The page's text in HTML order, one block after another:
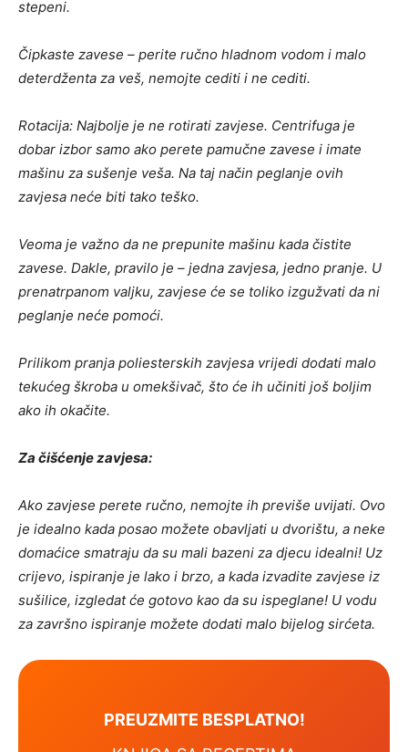
stepeni.
Čipkaste zavese – perite ručno hladnom vodom i malo
deterdženta za veš, nemojte cediti i ne cediti.
Rotacija: Najbolje je ne rotirati zavjese. Centrifuga je
dobar izbor samo ako perete pamučne zavese i imate
mašinu za sušenje veša. Na taj način peglanje ovih
zavjesa neće biti tako teško.
Veoma je važno da ne prepunite mašinu kada čistite
zavese. Dakle, pravilo je – jedna zavjesa, jedno pranje. U
prenatrpanom valjku, zavjese će se toliko izgužvati da ni
peglanje neće pomoći.
Prilikom pranja poliesterskih zavjesa vrijedi dodati malo
tekućeg škroba u omekšivač, što će ih učiniti još boljim
ako ih okačite.
Za čišćenje zavjesa:
Ako zavjese perete ručno, nemojte ih previše uvijati. Ovo
je idealno kada posao možete obavljati u dvorištu, a neke
domaćice smatraju da su mali bazeni za djecu idealni! Uz
crijevo, ispiranje je lako i brzo, a kada izvadite zavjese iz
sušilice, izgledat će gotovo kao da su ispeglane! U vodu
za završno ispiranje možete dodati malo bijelog sirćeta.
PREUZMITE BESPLATNO!